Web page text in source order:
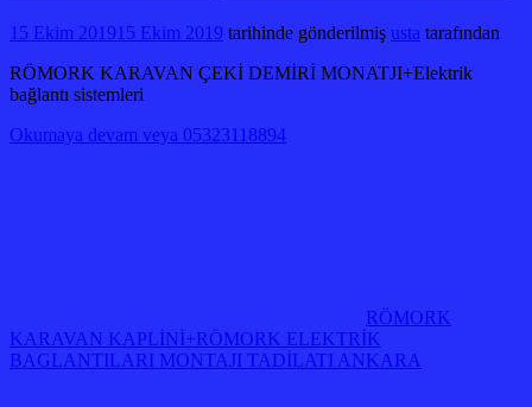
15 Ekim 201915 Ekim 2019 tarihinde gönderilmiş usta tarafından
RÖMORK KARAVAN ÇEKİ DEMİRİ MONATJI+Elektrik
bağlantı sistemleri
Okumaya devam veya 05323118894
RÖMORK
KARAVAN KAPLİNİ+RÖMORK ELEKTRİK
BAGLANTILARI MONTAJI TADİLATI ANKARA